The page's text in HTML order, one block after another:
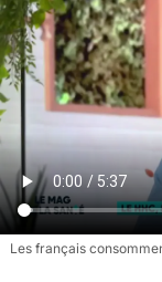
Les français